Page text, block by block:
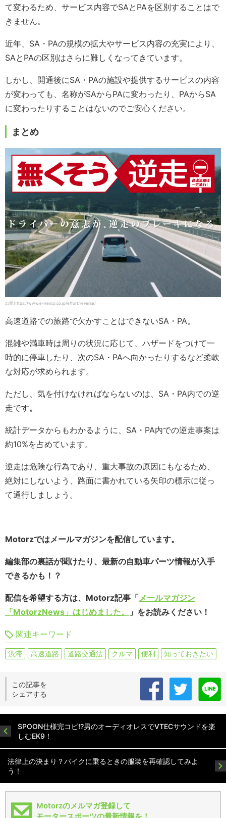
て変わるため、サービス内容でSAとPAを区別することはで
きません。
近年、SA・PAの規模の拡大やサービス内容の充実により、
SAとPAの区別はさらに難しくなってきています。
しかし、開通後にSA・PAの施設や提供するサービスの内容
が変わっても、名称がSAからPAに変わったり、PAからSA
に変わったりすることはないのでご安心ください。
まとめ
出展:https://www.e-nexco.co.jp/effort/reverse/
高速道路での旅路で欠かすことはできないSA・PA。
混雑や満車時は周りの状況に応じて、ハザードをつけて一
時的に停車したり、次のSA・PAへ向かったりするなど柔軟
な対応が求められます。
ただし、気を付けなければならないのは、SA・PA内での逆
走です。
統計データからもわかるように、SA・PA内での逆走事案は
約10%を占めています。
逆走は危険な行為であり、重大事故の原因にもなるため、
絶対にしないよう、路面に書かれている矢印の標示に従っ
て通行しましょう。
Motorzではメールマガジンを配信しています。
編集部の裏話が聞けたり、最新の自動車パーツ情報が入手
できるかも！？
配信を希望する方は、Motorz記事「メールマガジン
「MotorzNews」はじめました。
」をお読みください！
関連キーワード
渋滞 高速道路 道路交通法 クルマ 便利 知っておきたい
この記事を
シェアする
SPOON仕様完コピ!?男のオーディオレスでVTECサウンドを楽
しむEK9！
法律上の決まり？バイクに乗るときの服装を再確認してみよ
う！
Motorzのメルマガ登録して